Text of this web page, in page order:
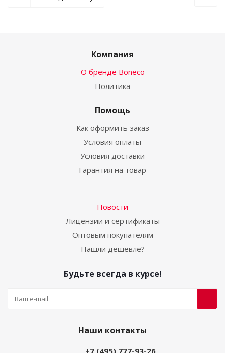
Компания
О бренде Boneco
Политика
Помощь
Как оформить заказ
Условия оплаты
Условия доставки
Гарантия на товар
Новости
Лицензии и сертификаты
Оптовым покупателям
Нашли дешевле?
Будьте всегда в курсе!
Наши контакты
+7 (495) 777-93-26